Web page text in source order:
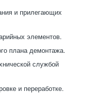
и прилегающих
элементов.
плана демонтажа.
службой
и переработке.